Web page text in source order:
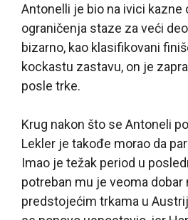
Antonelli je bio na ivici kazne
ograničenja staze za veći
bizarno, kao klasifikovani
kockastu zastavu, on je
posle trke.
Krug nakon što se Antoneli
Lekler je takođe morao da
Imao je težak period u
potreban mu je veoma dobar
predstojećim trkama u